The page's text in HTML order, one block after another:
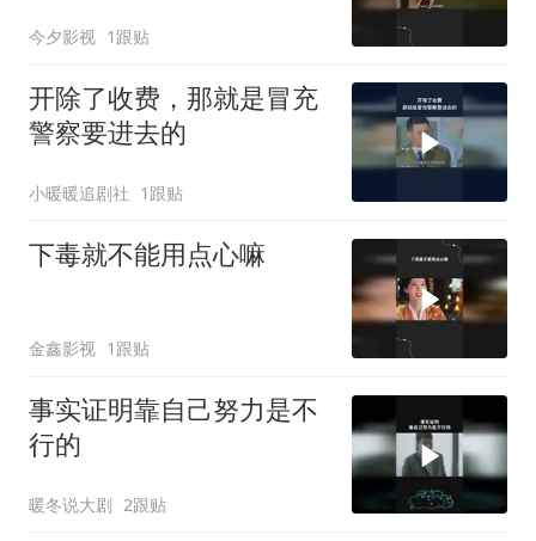
今夕影视 1跟贴
开除了收费，那就是冒充
警察要进去的
小暖暖追剧社 1跟贴
下毒就不能用点心嘛
金鑫影视 1跟贴
事实证明靠自己努力是不
行的
暖冬说大剧 2跟贴